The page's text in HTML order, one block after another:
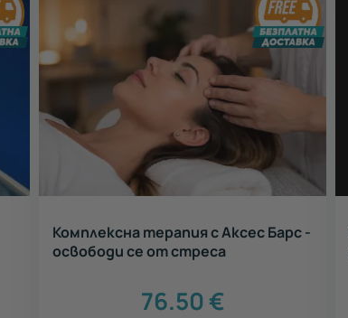
Комплексна терапия с Аксес Барс -
освободи се от стреса
76.50€